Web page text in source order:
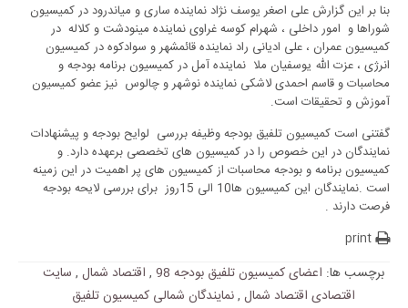
بنا بر این گزارش علی اصغر یوسف نژاد نماینده ساری و میاندرود در کمیسیون
شوراها و امور داخلی ، شهرام کوسه غراوی نماینده مینودشت و کلاله در
کمیسیون عمران ، علی ادیانی راد نماینده قائمشهر و سوادکوه در کمیسیون
انرژی ، عزت الله یوسفیان ملا نماینده آمل در کمیسیون برنامه بودجه و
محاسبات و قاسم احمدی لاشکی نماینده نوشهر و چالوس نیز عضو کمیسیون
آموزش و تحقیقات است.
گفتنی است کمیسیون تلفیق بودجه وظیفه بررسی لوایح بودجه و پیشنهادات
نمایندگان در این خصوص را در کمیسیون های تخصصی برعهده دارد. و
کمیسیون برنامه و بودجه محاسبات از کمیسیون های پر اهمیت در این زمینه
است .نمایندگان این کمیسیون ها10 الی 15روز برای بررسی لایحه بودجه
فرصت دارند .
print
برچسب ها: اعضای کمیسیون تلفیق بودجه 98 , اقتصاد شمال , سایت
اقتصادی اقتصاد شمال ,نمایندگان شمالی کمیسیون تلفیق